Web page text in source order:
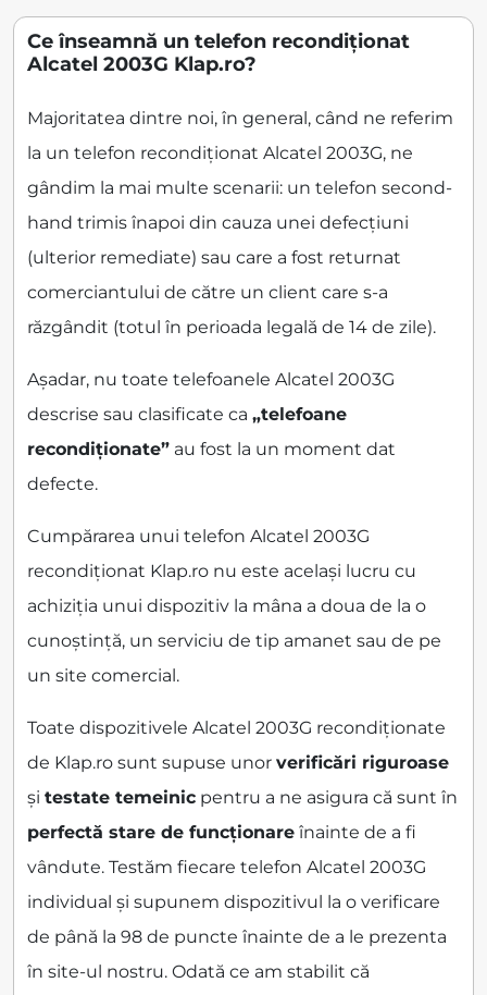
Ce înseamnă un telefon recondiționat
Alcatel 2003G Klap.ro?
Majoritatea dintre noi, în general, când ne referim
la un telefon recondiționat Alcatel 2003G, ne
gândim la mai multe scenarii: un telefon second-
hand trimis înapoi din cauza unei defecțiuni
(ulterior remediate) sau care a fost returnat
comerciantului de către un client care s-a
răzgândit (totul în perioada legală de 14 de zile).
Așadar, nu toate telefoanele Alcatel 2003G
descrise sau clasificate ca „telefoane
recondiționate” au fost la un moment dat
defecte.
Cumpărarea unui telefon Alcatel 2003G
recondiționat Klap.ro nu este același lucru cu
achiziția unui dispozitiv la mâna a doua de la o
cunoștință, un serviciu de tip amanet sau de pe
un site comercial.
Toate dispozitivele Alcatel 2003G recondiționate
de Klap.ro sunt supuse unor verificări riguroase
și testate temeinic pentru a ne asigura că sunt în
perfectă stare de funcționare înainte de a fi
vândute. Testăm fiecare telefon Alcatel 2003G
individual și supunem dispozitivul la o verificare
de până la 98 de puncte înainte de a le prezenta
în site-ul nostru. Odată ce am stabilit că